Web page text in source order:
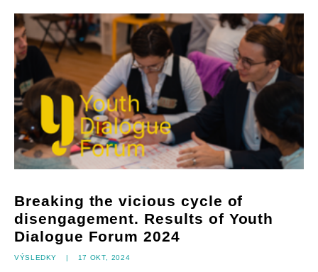
Breaking the vicious cycle of
disengagement. Results of Youth
Dialogue Forum 2024
Výsledky | 17 okt, 2024